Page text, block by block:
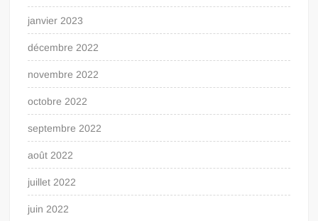
janvier 2023
décembre 2022
novembre 2022
octobre 2022
septembre 2022
août 2022
juillet 2022
juin 2022